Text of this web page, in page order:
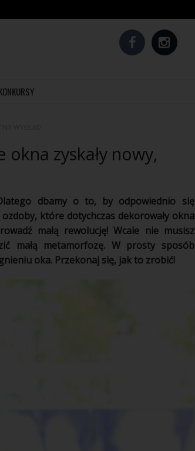
zyskały nowy,
dbamy o to, by odpowiednio się
które dotychczas dekorowały okna
małą rewolucję! Wcale nie musisz
małą metamorfozę. W prosty sposób
oka. Przekonaj się, jak to zrobić!